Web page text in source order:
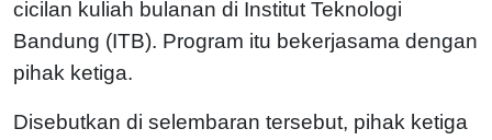
cicilan kuliah bulanan di Institut Teknologi
Bandung (ITB). Program itu bekerjasama dengan
pihak ketiga.
Disebutkan di selembaran tersebut, pihak ketiga